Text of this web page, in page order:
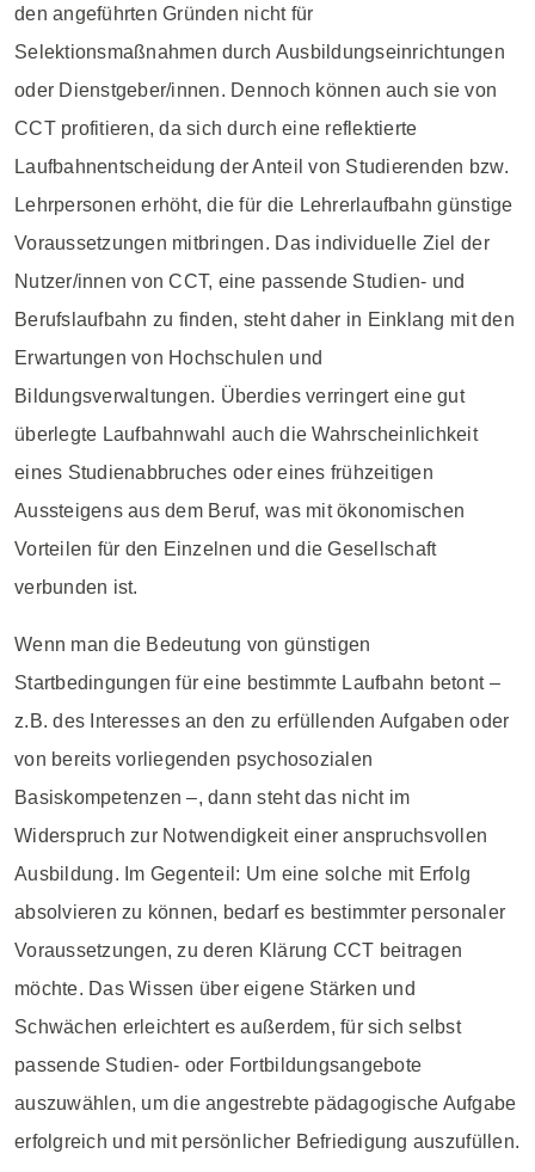
den angeführten Gründen nicht für
Selektionsmaßnahmen durch Ausbildungseinrichtungen
oder Dienstgeber/innen. Dennoch können auch sie von
CCT profitieren, da sich durch eine reflektierte
Laufbahnentscheidung der Anteil von Studierenden bzw.
Lehrpersonen erhöht, die für die Lehrerlaufbahn günstige
Voraussetzungen mitbringen. Das individuelle Ziel der
Nutzer/innen von CCT, eine passende Studien- und
Berufslaufbahn zu finden, steht daher in Einklang mit den
Erwartungen von Hochschulen und
Bildungsverwaltungen. Überdies verringert eine gut
überlegte Laufbahnwahl auch die Wahrscheinlichkeit
eines Studienabbruches oder eines frühzeitigen
Aussteigens aus dem Beruf, was mit ökonomischen
Vorteilen für den Einzelnen und die Gesellschaft
verbunden ist.
Wenn man die Bedeutung von günstigen
Startbedingungen für eine bestimmte Laufbahn betont –
z.B. des Interesses an den zu erfüllenden Aufgaben oder
von bereits vorliegenden psychosozialen
Basiskompetenzen –, dann steht das nicht im
Widerspruch zur Notwendigkeit einer anspruchsvollen
Ausbildung. Im Gegenteil: Um eine solche mit Erfolg
absolvieren zu können, bedarf es bestimmter personaler
Voraussetzungen, zu deren Klärung CCT beitragen
möchte. Das Wissen über eigene Stärken und
Schwächen erleichtert es außerdem, für sich selbst
passende Studien- oder Fortbildungsangebote
auszuwählen, um die angestrebte pädagogische Aufgabe
erfolgreich und mit persönlicher Befriedigung auszufüllen.